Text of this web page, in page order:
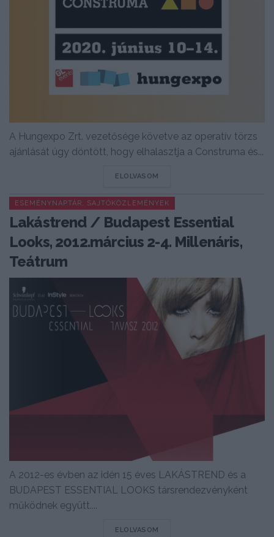
A Hungexpo Zrt. vezetősége követve az operatív törzs
ajánlását úgy döntött, hogy elhalasztja a Construma és...
ELOLVASOM
ESEMÉNYNAPTÁR, SAJTÓKÖZLEMÉNYEK
Lakástrend / Budapest Essential
Looks, 2012.március 2-4. Millenáris,
Teátrum
A 2012-es évben az idén 15 éves LAKÁSTREND és a
BUDAPEST ESSENTIAL LOOKS társrendezvényként
működnek együtt....
ELOLVASOM